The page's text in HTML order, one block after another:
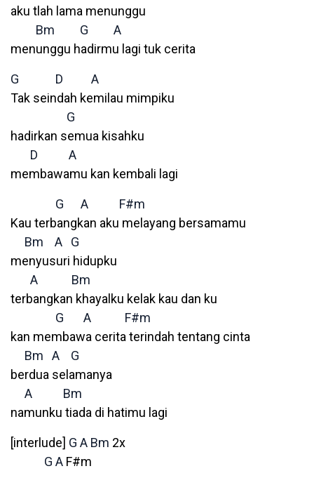
aku tlah lama menunggu
Bm
G
A
menunggu hadirmu lagi tuk cerita
G D
A
Tak seindah kemilau mimpiku
G
hadirkan semua kisahku
D
A
membawamu kan kembali lagi
G A
F#m
Kau terbangkan aku melayang bersamamu
Bm
A
G
menyusuri hidupku
A
Bm
terbangkan khayalku kelak kau dan ku
G
A
F#m
kan membawa cerita terindah tentang cinta
Bm
A
G
berdua selamanya
A
Bm
namunku tiada di hatimu lagi
[interlude] G A Bm 2x
G A F#m